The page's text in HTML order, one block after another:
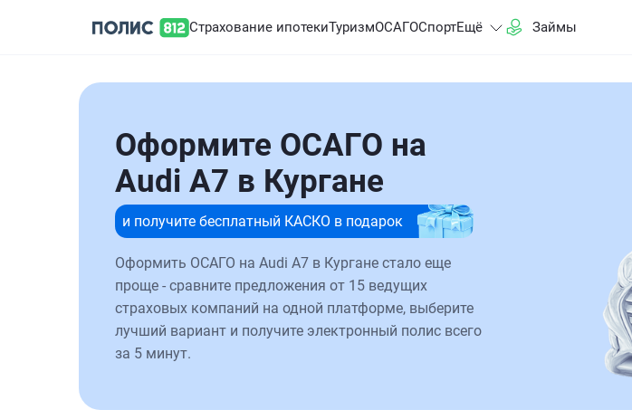
Страхование ипотекиТуризмОСАГОСпортЕщё Займы
Оформите ОСАГО на
Audi A7 в Кургане
и получите бесплатный КАСКО в подарок
Оформить ОСАГО на Audi A7 в Кургане стало еще
проще - сравните предложения от 15 ведущих
страховых компаний на одной платформе, выберите
лучший вариант и получите электронный полис всего
за 5 минут.